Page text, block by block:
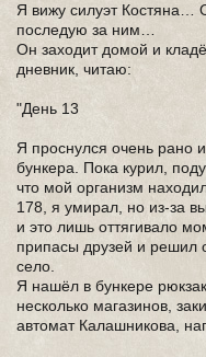
Я вижу силуэт Костяна…
последую за ним…
Он заходит домой и
дневник, читаю:
"День 13
Я проснулся очень рано
бункера. Пока курил,
что мой организм
178, я умирал, но из-за
и это лишь оттягивало
припасы друзей и решил
село.
Я нашёл в бункере
несколько магазинов,
автомат Калашникова,